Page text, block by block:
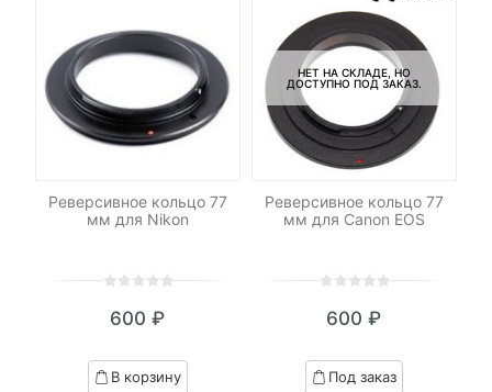
Реверсивное кольцо 77
мм для Nikon
out
based
on
600 ₽
В корзину
НЕТ НА СКЛАДЕ, НО
ДОСТУПНО ПОД ЗАКАЗ.
Реверсивное кольцо 77
мм для Canon EOS
out
based
on
600 ₽
Под заказ